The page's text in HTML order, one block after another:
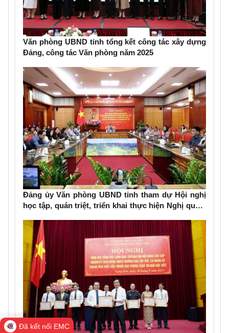
Văn phòng UBND tỉnh tổng kết công tác xây dựng
Đảng, công tác Văn phòng năm 2025
Đảng ủy Văn phòng UBND tỉnh tham dự Hội nghị
học tập, quán triệt, triển khai thực hiện Nghị quyết
kỳ 2025-2030
Đã kết nối EMC